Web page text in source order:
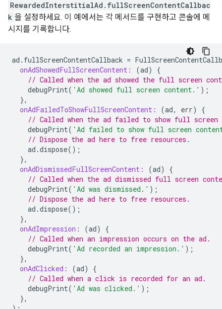
RewardedInterstitialAd.fullScreenContentCallbac
k 을 설정하세요. 이 예에서는 각 메서드를 구현하고 콘솔에 메
시지를 기록합니다.
ad . fullScreenContentCallback =
onAdShowedFullScreenContent:
(ad)
{
// Called when the ad showed the full screen
debugPrint( 'Ad showed full screen content.' );
},
onAdFailedToShowFullScreenContent:
(ad, err)
{
// Called when the ad failed to show full screen
debugPrint( 'Ad failed to show full screen
// Dispose the ad here to free resources.
ad .dispose();
},
onAdDismissedFullScreenContent:
(ad)
{
// Called when the ad dismissed full screen
debugPrint( 'Ad was dismissed.' );
// Dispose the ad here to free resources.
ad .dispose();
},
onAdImpression:
(ad)
{
// Called when an impression occurs on the ad.
debugPrint( 'Ad recorded an impression.' );
},
onAdClicked:
(ad)
{
// Called when a click is recorded for an ad.
debugPrint( 'Ad was clicked.' );
},